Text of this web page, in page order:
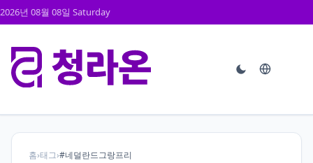
2026년 08월 08일 Saturday
홈›태그›#네덜란드그랑프리